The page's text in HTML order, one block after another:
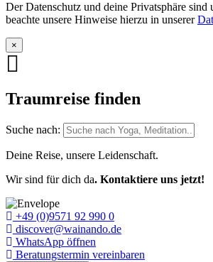
Der Datenschutz und deine Privatsphäre
beachte unsere Hinweise hierzu in unserer
×
Traumreise finden
Suche nach:
Deine Reise, unsere Leidenschaft.
Wir sind für dich da. Kontaktiere uns jetzt!
+49 (0)9571 92 990 0
discover@wainando.de
WhatsApp öffnen
Beratungstermin vereinbaren